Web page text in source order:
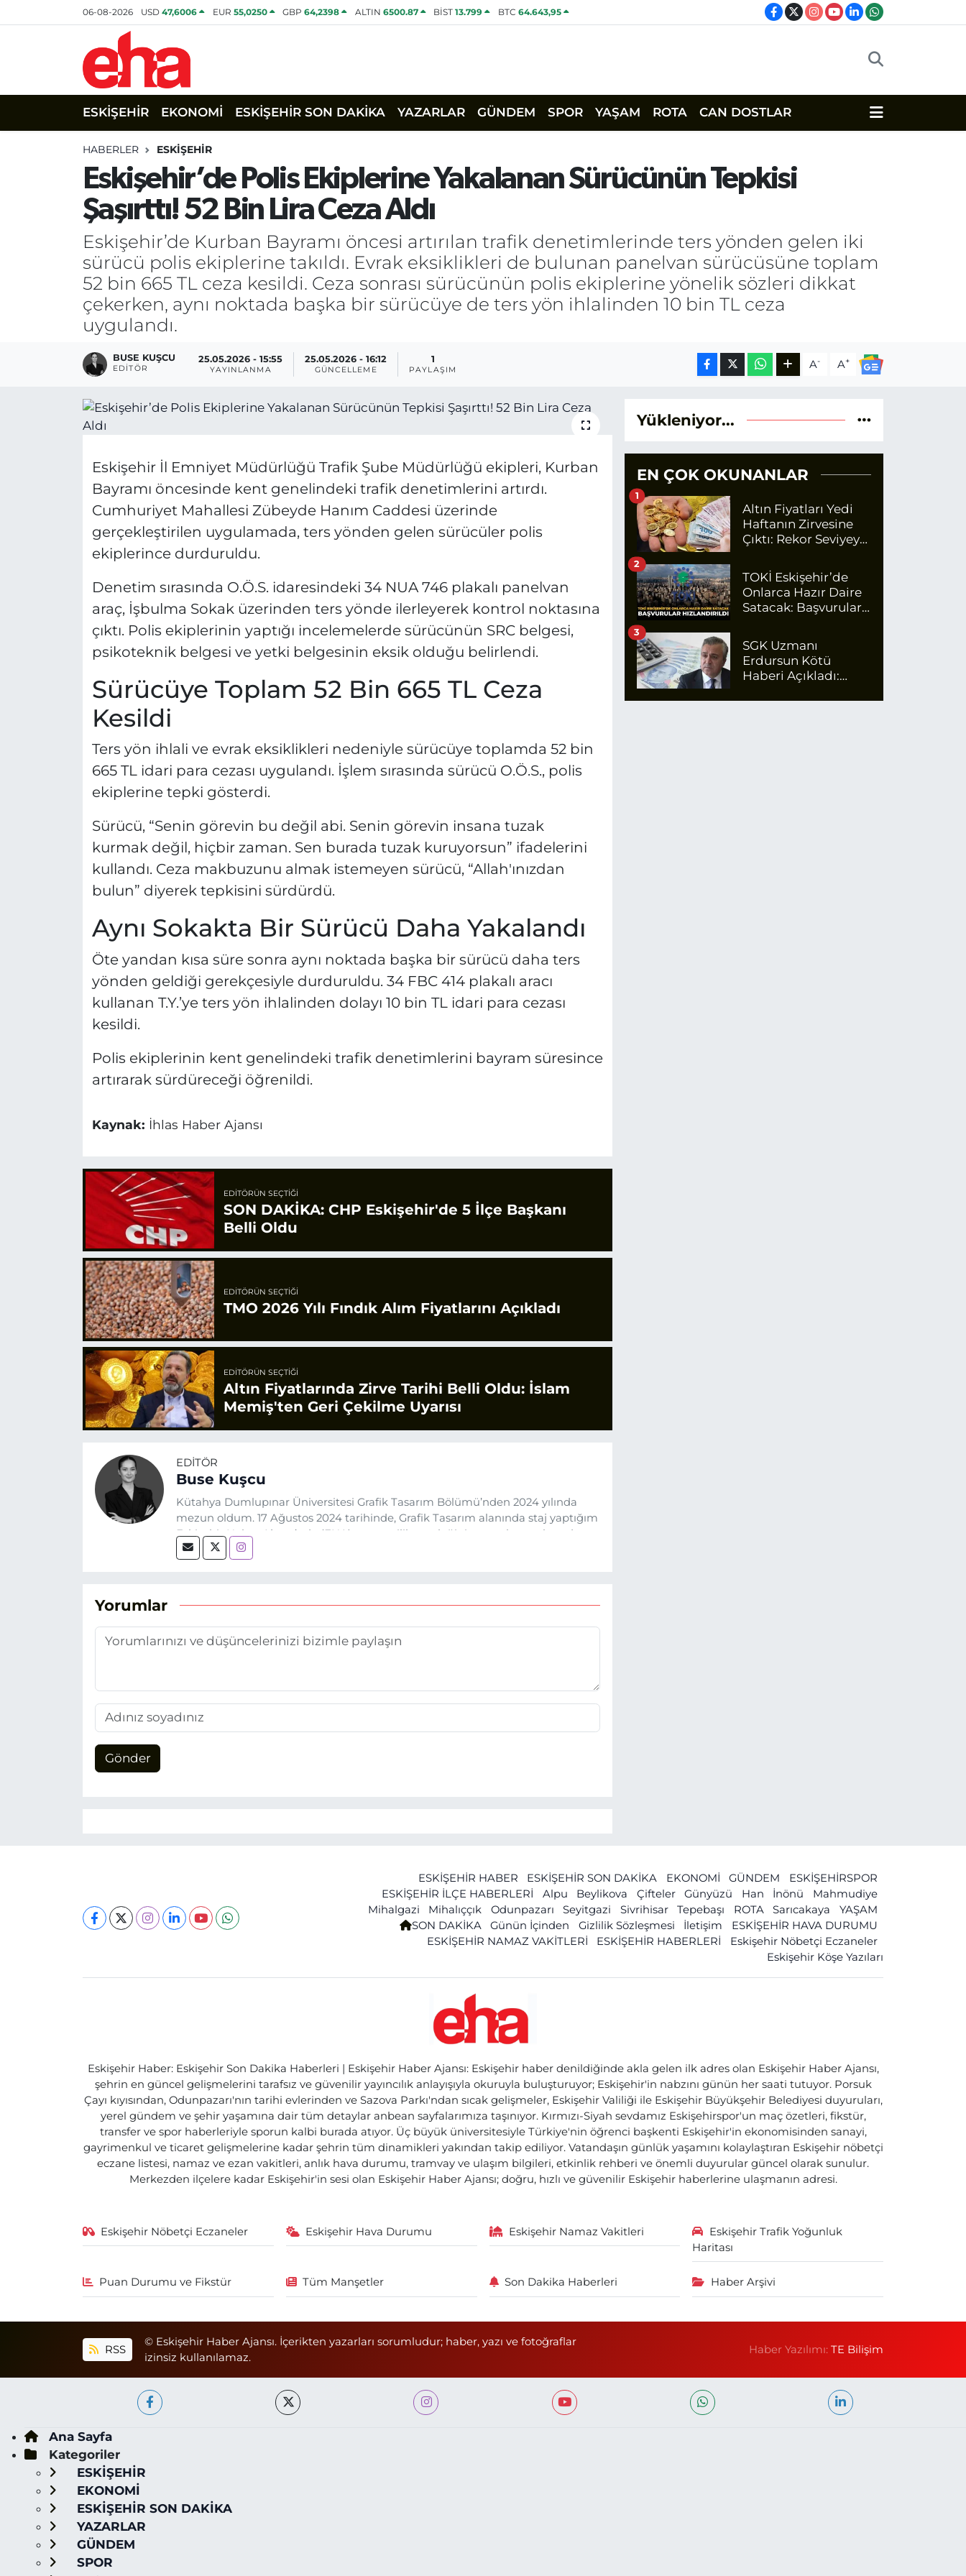
06-08-2026 USD47,6006 EUR 55,0250 GBP64,2398 ALTIN 6500.87 BİST13.799 BTC 64.643,95
ESKİŞEHİR EKONOMİ ESKİŞEHİR SON DAKİKA YAZARLAR GÜNDEM SPOR YAŞAM ROTA CAN DOSTLAR
HABERLER ESKİŞEHİR
Eskişehir’de Polis Ekiplerine Yakalanan Sürücünün Tepkisi
Şaşırttı! 52 Bin Lira Ceza Aldı
Eskişehir’de Kurban Bayramı öncesi artırılan trafik denetimlerinde ters yönden gelen iki
sürücü polis ekiplerine takıldı. Evrak eksiklikleri de bulunan panelvan sürücüsüne toplam
52 bin 665 TL ceza kesildi. Ceza sonrası sürücünün polis ekiplerine yönelik sözleri dikkat
çekerken, aynı noktada başka bir sürücüye de ters yön ihlalinden 10 bin TL ceza
uygulandı.
BUSE KUŞCU
EDITÖR
25.05.2026 - 15:55
YAYINLANMA
25.05.2026 - 16:12
GÜNCELLEME
1
PAYLAŞIM A- A+
Eskişehir İl Emniyet Müdürlüğü Trafik Şube Müdürlüğü ekipleri, Kurban
Bayramı öncesinde kent genelindeki trafik denetimlerini artırdı.
Cumhuriyet Mahallesi Zübeyde Hanım Caddesi üzerinde
gerçekleştirilen uygulamada, ters yönden gelen sürücüler polis
ekiplerince durduruldu.
Denetim sırasında O.Ö.S. idaresindeki 34 NUA 746 plakalı panelvan
araç, İşbulma Sokak üzerinden ters yönde ilerleyerek kontrol noktasına
çıktı. Polis ekiplerinin yaptığı incelemelerde sürücünün SRC belgesi,
psikoteknik belgesi ve yetki belgesinin eksik olduğu belirlendi.
Sürücüye Toplam 52 Bin 665 TL Ceza
Kesildi
Ters yön ihlali ve evrak eksiklikleri nedeniyle sürücüye toplamda 52 bin
665 TL idari para cezası uygulandı. İşlem sırasında sürücü O.Ö.S., polis
ekiplerine tepki gösterdi.
Sürücü, “Senin görevin bu değil abi. Senin görevin insana tuzak
kurmak değil, hiçbir zaman. Sen burada tuzak kuruyorsun” ifadelerini
kullandı. Ceza makbuzunu almak istemeyen sürücü, “Allah'ınızdan
bulun” diyerek tepkisini sürdürdü.
Aynı Sokakta Bir Sürücü Daha Yakalandı
Öte yandan kısa süre sonra aynı noktada başka bir sürücü daha ters
yönden geldiği gerekçesiyle durduruldu. 34 FBC 414 plakalı aracı
kullanan T.Y.’ye ters yön ihlalinden dolayı 10 bin TL idari para cezası
kesildi.
Polis ekiplerinin kent genelindeki trafik denetimlerini bayram süresince
artırarak sürdüreceği öğrenildi.
Kaynak: İhlas Haber Ajansı
EDITÖRÜN SEÇTIĞI
SON DAKİKA: CHP Eskişehir'de 5 İlçe Başkanı
Belli Oldu
EDITÖRÜN SEÇTIĞI
TMO 2026 Yılı Fındık Alım Fiyatlarını Açıkladı
EDITÖRÜN SEÇTIĞI
Altın Fiyatlarında Zirve Tarihi Belli Oldu: İslam
Memiş'ten Geri Çekilme Uyarısı
EDITÖR
Buse Kuşcu
Kütahya Dumlupınar Üniversitesi Grafik Tasarım Bölümü’nden 2024 yılında
mezun oldum. 17 Ağustos 2024 tarihinde, Grafik Tasarım alanında staj yaptığım
Eskişehir Haber Ajansı’nda (EHA) gazetecilik mesleğinin temel unsurlarından
biri olan merak duygusunun etkisiyle basın sektörüne adım attım.
Yorumlar
Gönder
Yükleniyor...
EN ÇOK OKUNANLAR
Altın Fiyatları Yedi
Haftanın Zirvesine
Çıktı: Rekor Seviyeye
1
TOKİ Eskişehir’de
Onlarca Hazır Daire
Satacak: Başvurular
2
SGK Uzmanı
Erdursun Kötü
Haberi Açıkladı:
İçin Net Rakam
3
ESKİŞEHİR HABER ESKİŞEHİR SON DAKİKA EKONOMİ GÜNDEM
ESKİŞEHİRSPOR
ESKİŞEHİR İLÇE HABERLERİ
Alpu Beylikova Çifteler Günyüzü Han İnönü
Mahmudiye
Mihalgazi
Mihalıççık Odunpazarı Seyitgazi Sivrihisar Tepebaşı ROTA Sarıcakaya
YAŞAM
SON DAKİKA
Günün İçinden Gizlilik Sözleşmesi İletişim
ESKİŞEHİR HAVA DURUMU
ESKİŞEHİR NAMAZ VAKİTLERİ
ESKİŞEHİR HABERLERİ
Eskişehir Nöbetçi Eczaneler
Eskişehir Köşe Yazıları
Eskişehir Haber: Eskişehir Son Dakika Haberleri | Eskişehir Haber Ajansı: Eskişehir haber denildiğinde akla gelen ilk adres olan Eskişehir Haber Ajansı,
şehrin en güncel gelişmelerini tarafsız ve güvenilir yayıncılık anlayışıyla okuruyla buluşturuyor; Eskişehir'in nabzını günün her saati tutuyor. Porsuk
Çayı kıyısından, Odunpazarı'nın tarihi evlerinden ve Sazova Parkı'ndan sıcak gelişmeler, Eskişehir Valiliği ile Eskişehir Büyükşehir Belediyesi duyuruları,
yerel gündem ve şehir yaşamına dair tüm detaylar anbean sayfalarımıza taşınıyor. Kırmızı-Siyah sevdamız Eskişehirspor'un maç özetleri, fikstür,
transfer ve spor haberleriyle sporun kalbi burada atıyor. Üç büyük üniversitesiyle Türkiye'nin öğrenci başkenti Eskişehir'in ekonomisinden sanayi,
gayrimenkul ve ticaret gelişmelerine kadar şehrin tüm dinamikleri yakından takip ediliyor. Vatandaşın günlük yaşamını kolaylaştıran Eskişehir nöbetçi
eczane listesi, namaz ve ezan vakitleri, anlık hava durumu, tramvay ve ulaşım bilgileri, etkinlik rehberi ve önemli duyurular güncel olarak sunulur.
Merkezden ilçelere kadar Eskişehir'in sesi olan Eskişehir Haber Ajansı; doğru, hızlı ve güvenilir Eskişehir haberlerine ulaşmanın adresi.
Eskişehir Nöbetçi Eczaneler Eskişehir Hava Durumu Eskişehir Namaz Vakitleri
Eskişehir Trafik Yoğunluk
Haritası
Puan Durumu ve Fikstür Tüm Manşetler Son Dakika Haberleri Haber Arşivi
RSS
© Eskişehir Haber Ajansı. İçerikten yazarları sorumludur; haber, yazı ve fotoğraflar
izinsiz kullanılamaz.
Haber Yazılımı:TE Bilişim
Ana Sayfa
Kategoriler
ESKİŞEHİR
EKONOMİ
ESKİŞEHİR SON DAKİKA
YAZARLAR
GÜNDEM
SPOR